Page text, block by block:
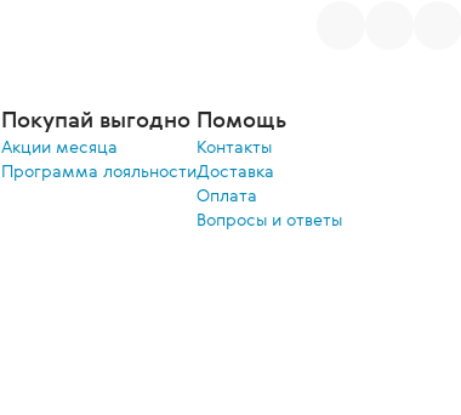
Покупай выгодно
Акции меcяца
Программа лояльности
Помощь
Контакты
Доставка
Оплата
Вопросы и ответы